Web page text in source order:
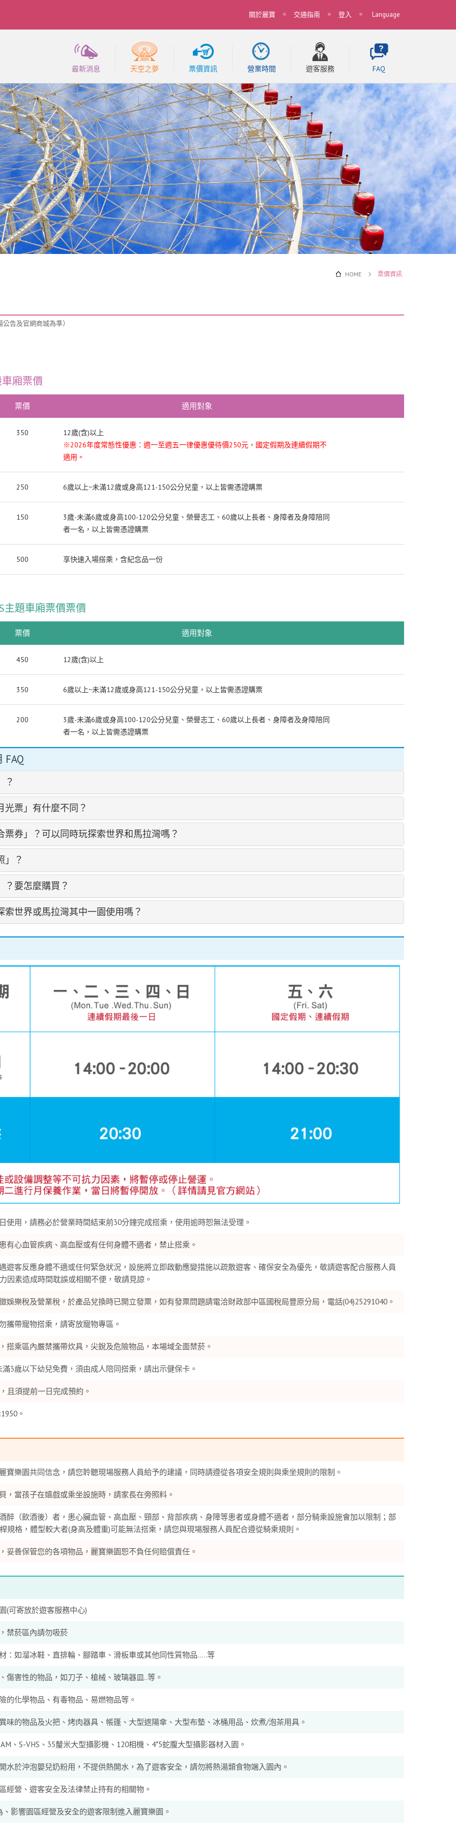
關於麗寶 交通指南 登入 Language
最新消息 天空之夢 票價資訊 營業時間 遊客服務 FAQ
HOME 票價資訊
告及官網商城為準）
廂票價
票價 適用對象
350
12歲(含)以上
※2026年度常態性優惠：週一至週五一律優惠優待價250元，國定假期及連續假期不
適用。
250 6歲以上~未滿12歲或身高121-150公分兒童，以上皆需憑證購票
150
3歲-未滿6歲或身高100-120公分兒童、榮譽志工、60歲以上長者、身障者及身障陪同
者一名，以上皆需憑證購票
500 享快速入場搭乘，含紀念品一份
主題車廂票價票價
票價 適用對象
450 12歲(含)以上
350 6歲以上~未滿12歲或身高121-150公分兒童，以上皆需憑證購票
200
3歲-未滿6歲或身高100-120公分兒童、榮譽志工、60歲以上長者、身障者及身障陪同
者一名，以上皆需憑證購票
？
光票」有什麼不同？
票券」？可以同時玩探索世界和馬拉灣嗎？
」？
？要怎麼購買？
索世界或馬拉灣其中一園使用嗎？
使用，請務必於營業時間結束前30分鐘完成搭乘，使用逾時恕無法受理。
有心血管疾病、高血壓或有任何身體不適者，禁止搭乘。
遊客反應身體不適或任何緊急狀況，設施將立即啟動應變措施以疏散遊客、確保安全為優先，敬請遊客配合服務人員
因素造成時間耽誤或相關不便，敬請見諒。
娛樂稅及營業稅，於產品兌換時已開立發票，如有發票問題請電洽財政部中區國稅局豐原分局，電話(04)25291040。
攜帶寵物搭乘，請寄放寵物專區。
搭乘區內嚴禁攜帶炊具，尖銳及危險物品，本場域全面禁菸。
3歲以下幼兒免費，須由成人陪同搭乘，請出示健保卡。
且須提前一日完成預約。
。
寶樂園共同信念，請您聆聽現場服務人員給予的建議，同時請遵從各項安全規則與乘坐規則的限制。
，當孩子在嬉戲或乘坐設施時，請家長在旁照料。
醉（飲酒後）者，患心臟血管、高血壓、頸部、背部疾病、身障等患者或身體不適者，部分騎乘設施會加以限制；部
規格，體型較大者(身高及體重)可能無法搭乘，請您與現場服務人員配合遵從騎乘規則。
妥善保管您的各項物品，麗寶樂園恕不負任何賠償責任。
(可寄放於遊客服務中心)
禁菸區內請勿吸菸
：如溜冰鞋、直排輪、腳踏車、滑板車或其他同性質物品.....等
傷害性的物品，如刀子、槍械、玻璃器皿..等。
的化學物品、有毒物品、易燃物品等。
味的物品及火把、烤肉器具、帳篷、大型遮陽傘、大型布墊、冰桶用品、炊煮/泡茶用具。
、S-VHS、35釐米大型攝影機、120相機、4*5蛇腹大型攝影器材入園。
水於沖泡嬰兒奶粉用，不提供熱開水，為了遊客安全，請勿將熱湯類食物端入園內。
經營、遊客安全及法律禁止持有的相關物。
影響園區經營及安全的遊客限制進入麗寶樂園。